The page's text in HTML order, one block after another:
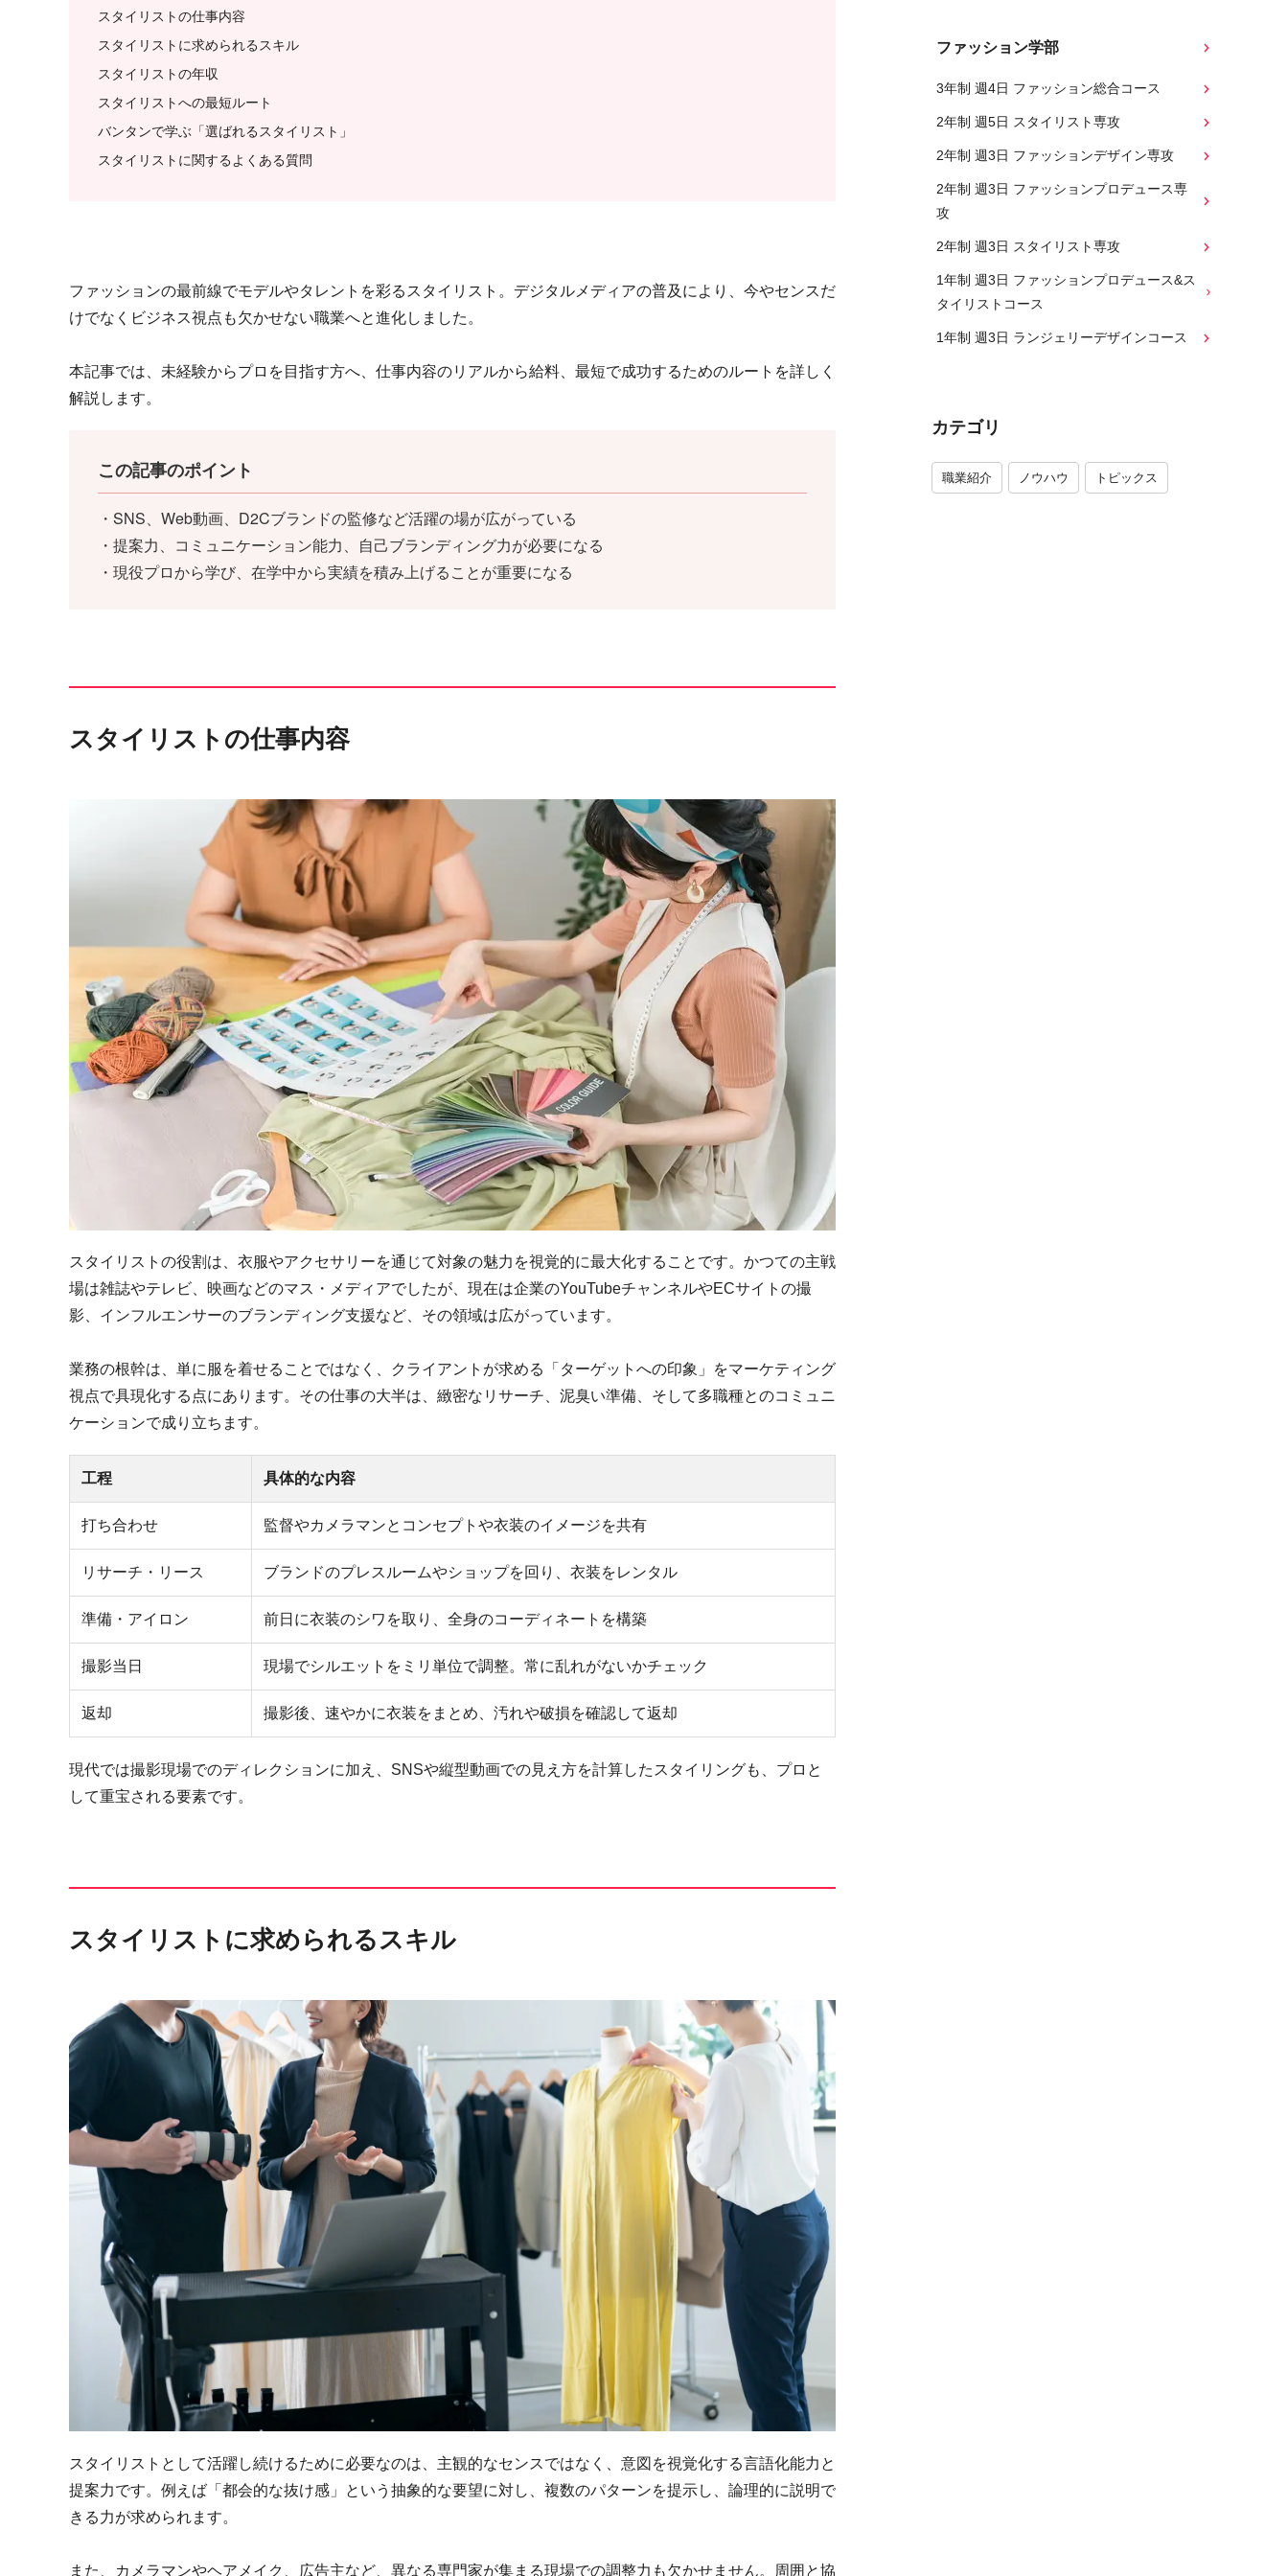
スタイリストの仕事内容
スタイリストに求められるスキル
スタイリストの年収
スタイリストへの最短ルート
バンタンで学ぶ「選ばれるスタイリスト」
スタイリストに関するよくある質問
ファッションの最前線でモデルやタレントを彩るスタイリスト。デジタルメディアの普及により、今やセンスだ
けでなくビジネス視点も欠かせない職業へと進化しました。
本記事では、未経験からプロを目指す方へ、仕事内容のリアルから給料、最短で成功するためのルートを詳しく
解説します。
この記事のポイント
・SNS、Web動画、D2Cブランドの監修など活躍の場が広がっている
・提案力、コミュニケーション能力、自己ブランディング力が必要になる
・現役プロから学び、在学中から実績を積み上げることが重要になる
スタイリストの仕事内容
スタイリストの役割は、衣服やアクセサリーを通じて対象の魅力を視覚的に最大化することです。かつての主戦
場は雑誌やテレビ、映画などのマス・メディアでしたが、現在は企業のYouTubeチャンネルやECサイトの撮
影、インフルエンサーのブランディング支援など、その領域は広がっています。
業務の根幹は、単に服を着せることではなく、クライアントが求める「ターゲットへの印象」をマーケティング
視点で具現化する点にあります。その仕事の大半は、緻密なリサーチ、泥臭い準備、そして多職種とのコミュニ
ケーションで成り立ちます。
工程 具体的な内容
打ち合わせ 監督やカメラマンとコンセプトや衣装のイメージを共有
リサーチ・リース ブランドのプレスルームやショップを回り、衣装をレンタル
準備・アイロン 前日に衣装のシワを取り、全身のコーディネートを構築
撮影当日 現場でシルエットをミリ単位で調整。常に乱れがないかチェック
返却 撮影後、速やかに衣装をまとめ、汚れや破損を確認して返却
現代では撮影現場でのディレクションに加え、SNSや縦型動画での見え方を計算したスタイリングも、プロと
して重宝される要素です。
スタイリストに求められるスキル
スタイリストとして活躍し続けるために必要なのは、主観的なセンスではなく、意図を視覚化する言語化能力と
提案力です。例えば「都会的な抜け感」という抽象的な要望に対し、複数のパターンを提示し、論理的に説明で
きる力が求められます。
また、カメラマンやヘアメイク、広告主など、異なる専門家が集まる現場での調整力も欠かせません。周囲と協
ファッション学部
3年制 週4日 ファッション総合コース
2年制 週5日 スタイリスト専攻
2年制 週3日 ファッションデザイン専攻
2年制 週3日 ファッションプロデュース専
攻
2年制 週3日 スタイリスト専攻
1年制 週3日 ファッションプロデュース&ス
タイリストコース
1年制 週3日 ランジェリーデザインコース
カテゴリ
職業紹介 ノウハウ トピックス